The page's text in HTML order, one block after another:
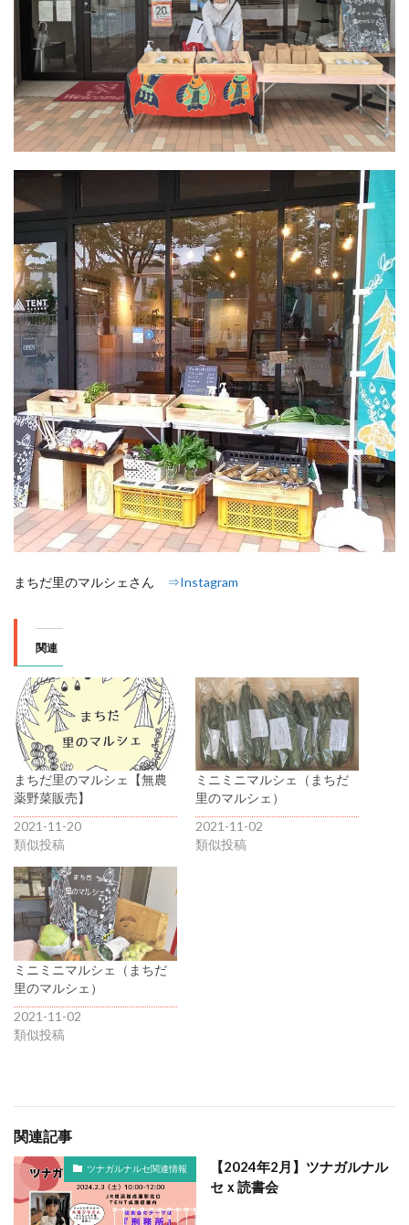
まちだ里のマルシェさん ⇒Instagram
関連
まちだ里のマルシェ【無農
薬野菜販売】
2021-11-20
類似投稿
ミニミニマルシェ（まちだ
里のマルシェ）
2021-11-02
類似投稿
ミニミニマルシェ（まちだ
里のマルシェ）
2021-11-02
類似投稿
関連記事
ツナガルナルセ関連情報
【2024年2月】ツナガルナル
セｘ読書会